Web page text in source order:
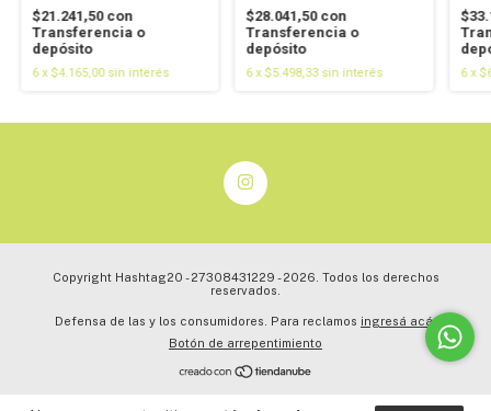
$21.241,50 con
Transferencia o
depósito
6 x$4.165,00 sin interés
$28.041,50 con
Transferencia o
depósito
6 x$5.498,33 sin interés 6 x
Copyright Hashtag20 - 27308431229 - 2026. Todos los derechos
reservados.
Defensa de las y los consumidores. Para reclamos ingresá acá.
Botón de arrepentimiento